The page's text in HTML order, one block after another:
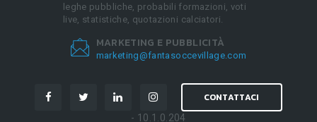
leghe pubbliche, probabili formazioni, voti
live, statistiche, quotazioni calciatori.
MARKETING E PUBBLICITÀ
marketing@fantasoccevillage.com
CONTATTACI
- 10.1.0.204